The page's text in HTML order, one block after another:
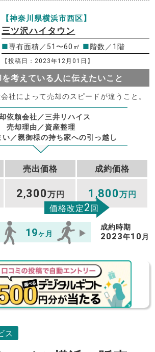
【神奈川県横浜市西区】
三ツ沢ハイタウン
■専有面積／51〜60㎡ ■階数／1階
【投稿日：2023年12月01日】
考えている人に伝えたいこと
社によって売却のスピードが違うこと。
依頼会社／三井リハイス
売却理由／資産整理
い／親御様の持ち家への引っ越し
売出価格 成約価格
2,300万円 1 ,800万円
価格改定2回
19ヶ月
成約時期
2023年10 月
ス